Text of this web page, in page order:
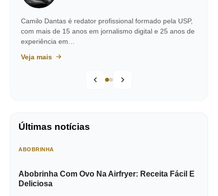
Camilo Dantas é redator profissional formado pela USP,
com mais de 15 anos em jornalismo digital e 25 anos de
experiência em…
Veja mais
Últimas notícias
ABOBRINHA
Abobrinha Com Ovo Na Airfryer: Receita Fácil E
Deliciosa